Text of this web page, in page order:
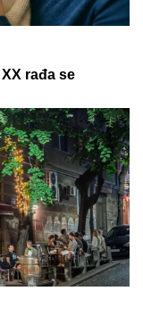
mogu da
se zaštitite
KUĆU
EVRA
i pokrenuli